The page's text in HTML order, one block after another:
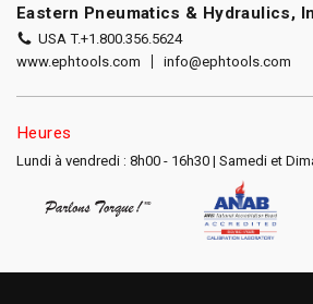
Eastern Pneumatics & Hydraulics,
USA T.+1.800.356.5624
www.ephtools.com
info@ephtools.com
Heures
Lundi à vendredi : 8h00 - 16h30 | Samedi et